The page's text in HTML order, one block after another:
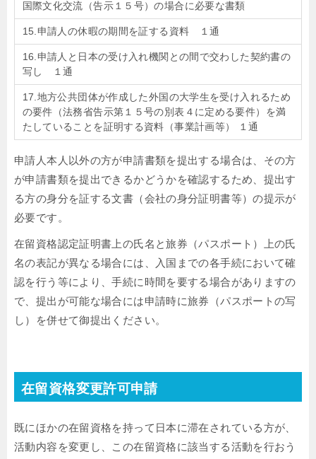
国際文化交流（告示１５号）の場合に必要な書類
15.申請人の休暇の期間を証する資料 １通
16.申請人と日本の受け入れ機関との間で交わした契約書の
写し １通
17.地方公共団体が作成した外国の大学生を受け入れるため
の要件（法務省告示第１５号の別表４に定める要件）を満
たしていることを証明する資料（事業計画等） １通
申請人本人以外の方が申請書類を提出する場合は、その方
が申請書類を提出できるかどうかを確認するため、提出す
る方の身分を証する文書（会社の身分証明書等）の提示が
必要です。
在留資格認定証明書上の氏名と旅券（パスポート）上の氏
名の表記が異なる場合には、入国までの各手続において確
認を行う等により、手続に時間を要する場合がありますの
で、提出が可能な場合には申請時に旅券（パスポートの写
し）を併せて御提出ください。
在留資格変更許可申請
既にほかの在留資格を持って日本に滞在されている方が、
活動内容を変更し、この在留資格に該当する活動を行おう